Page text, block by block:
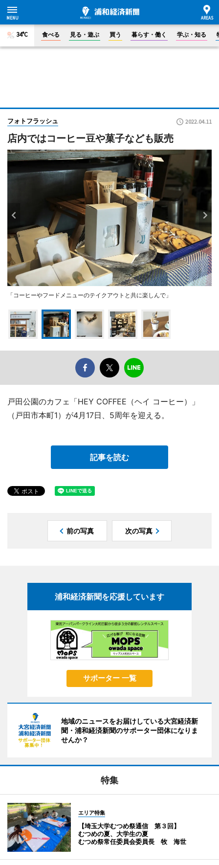
34°C 食べる 見る・遊ぶ 買う 暮らす・働く 学ぶ・知る
フォトフラッシュ 2022.04.11
店内ではコーヒー豆や菓子なども販売
「コーヒーやフードメニューのテイクアウトと共に楽しんで」
戸田公園のカフェ「HEY COFFEE（ヘイ コーヒー）」
（戸田市本町1）が4月17日、5周年を迎える。
記事を読む
前の写真 次の写真
浦和経済新聞を応援しています
サポーター 一覧
地域のニュースをお届けしている大宮経済新
聞・浦和経済新聞のサポーター団体になりま
せんか？
特集
エリア特集
【埼玉大学むつめ祭通信 第３回】
むつめの夏、大学生の夏
むつめ祭常任委員会委員長 牧 海世